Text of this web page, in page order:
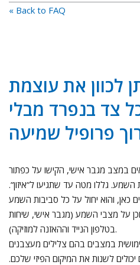
« Back to FAQ
לכוון את עוצמת
צד בנפרד מבלי
במצב מגבר אישי, הקישו על כפתור
גללו מטה עד שתגיעו ל”איזון”.
כאן, והוא יחול על כל סביבות השמע
על מצבי השמע (מגבר אישי, שיחות
בטלפון הנייד וההאזנה למוזיקה).
במצבים בהם צלילים מעצבנים
יכולים לשנות את המיקום הפיזי שלכם.